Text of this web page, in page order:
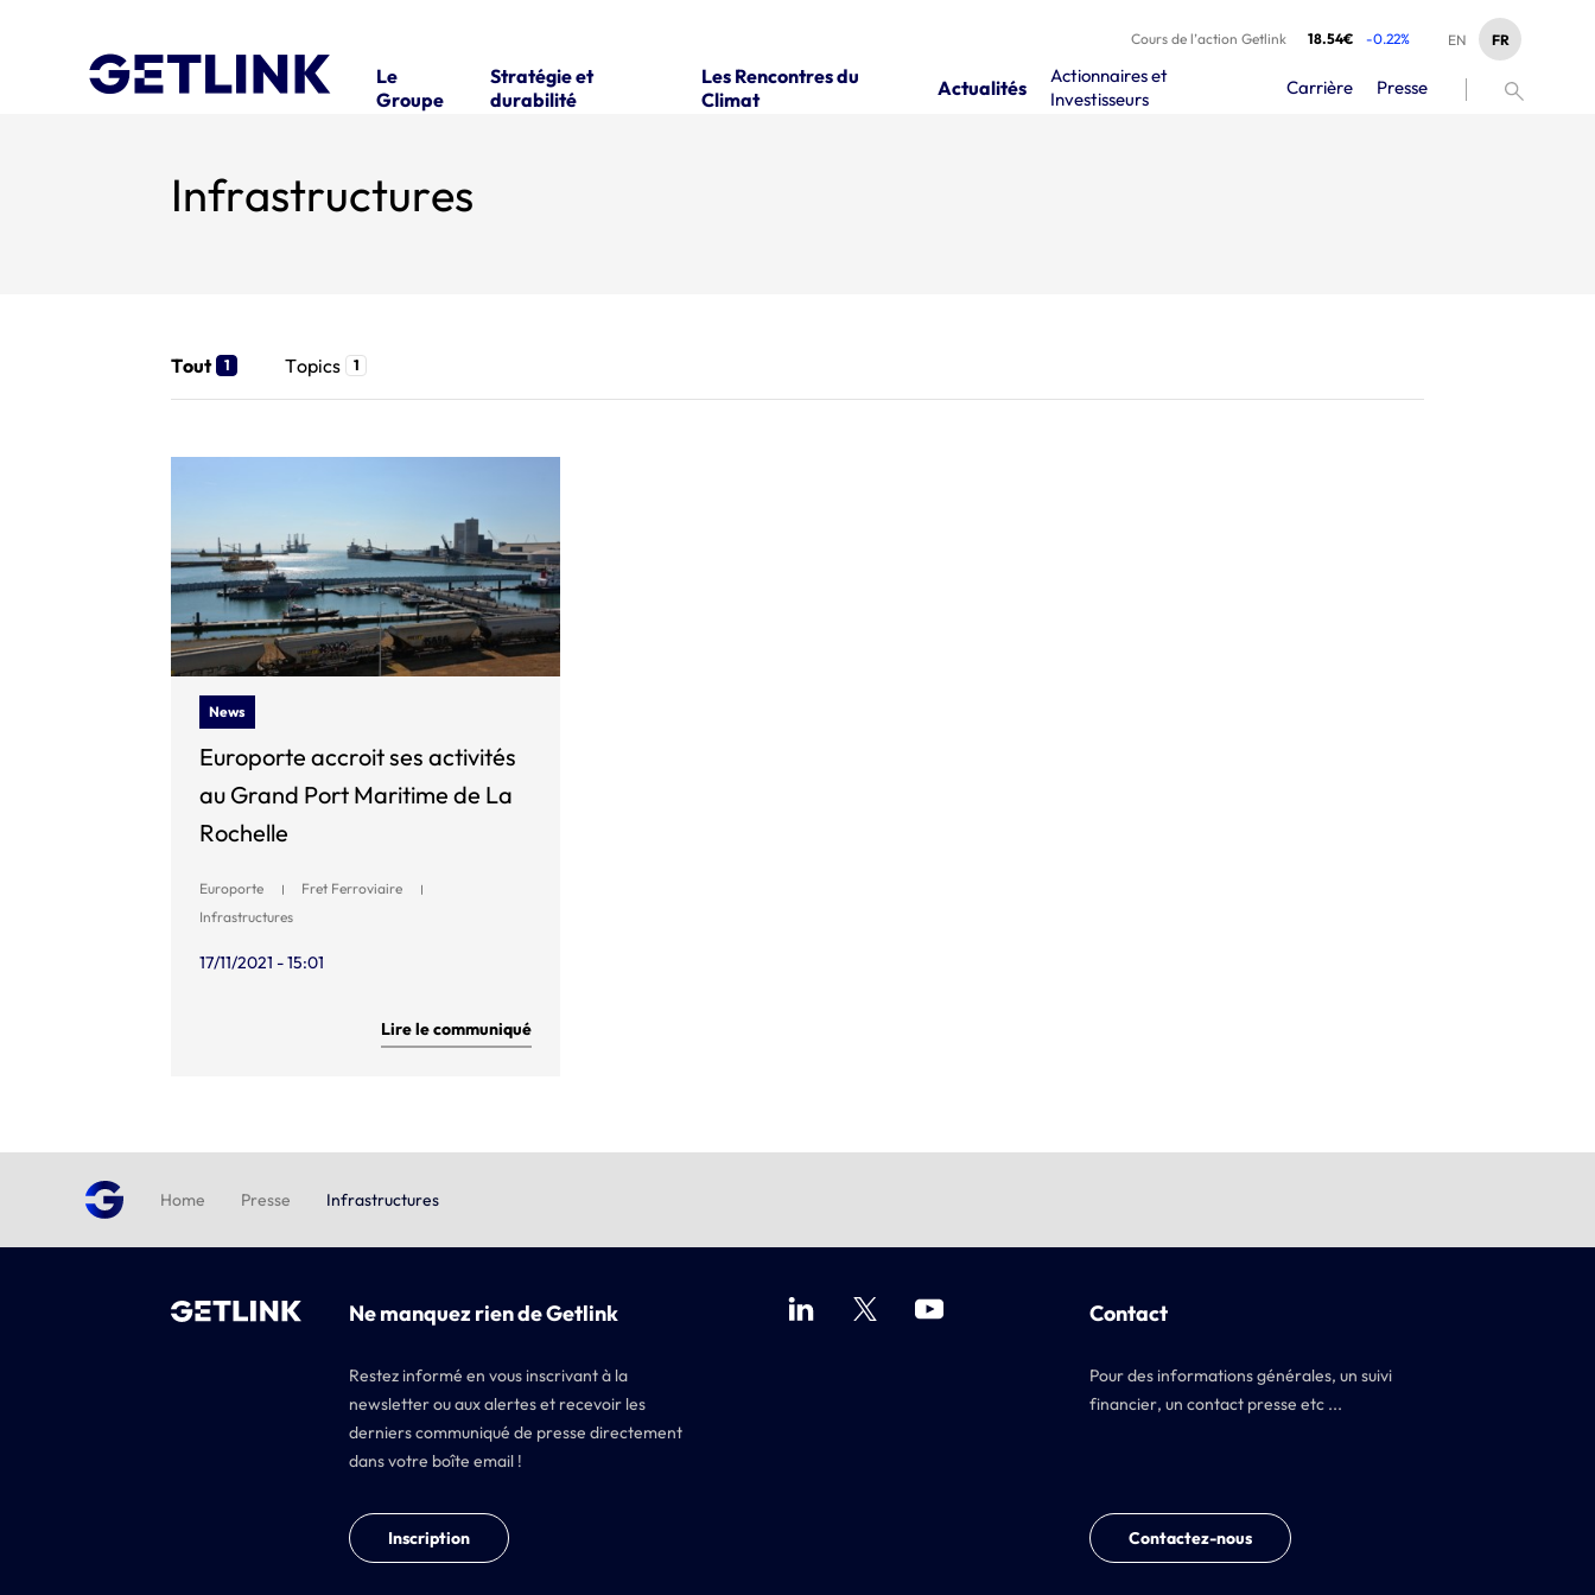
Cours de l’action Getlink 18.54€ -0.22% FR
EN
Le
Groupe
Stratégie et
durabilité
Les Rencontres du
Climat
Actualités
Actionnaires et
Investisseurs
Carrière Presse
Infrastructures
Tout 1 Topics 1
News
Europorte accroit ses activités
au Grand Port Maritime de La
Rochelle
Europorte
Fret Ferroviaire
Infrastructures
17/11/2021 - 15:01
Lire le communiqué
Home Presse Infrastructures
Ne manquez rien de Getlink
Restez informé en vous inscrivant à la
newsletter ou aux alertes et recevoir les
derniers communiqué de presse directement
dans votre boîte email !
Inscription
Contact
Pour des informations générales, un suivi
financier, un contact presse etc ...
Contactez-nous